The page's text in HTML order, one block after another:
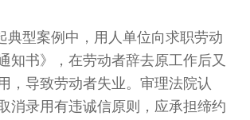
典型案例中，用人单位向求职劳动
知书》，在劳动者辞去原工作后又
，导致劳动者失业。审理法院认
消录用有违诚信原则，应承担缔约